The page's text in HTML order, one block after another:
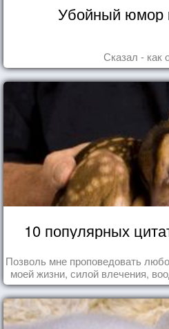
Убойный юмор
Сказал - как
10 популярных
Позволь мне проповедовать
моей жизни, силой влечения,